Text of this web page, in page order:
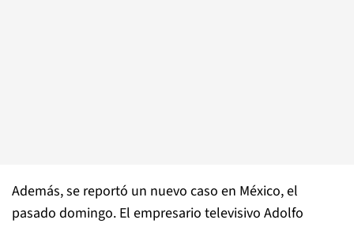
Además, se reportó un nuevo caso en México, el
pasado domingo. El empresario televisivo Adolfo